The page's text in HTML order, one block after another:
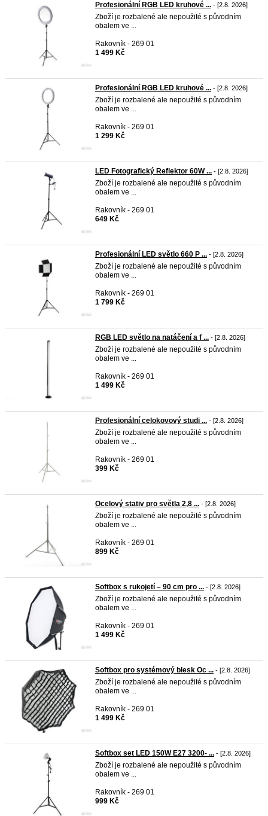
Profesionální RGB LED kruhové ... - [2.8. 2026]
Zboží je rozbalené ale nepoužité s původním
obalem ve ...
Rakovník - 269 01
1 499 Kč
Profesionální RGB LED kruhové ... - [2.8. 2026]
Zboží je rozbalené ale nepoužité s původním
obalem ve ...
Rakovník - 269 01
1 299 Kč
LED Fotografický Reflektor 60W ... - [2.8. 2026]
Zboží je rozbalené ale nepoužité s původním
obalem ve ...
Rakovník - 269 01
649 Kč
Profesionální LED světlo 660 P ... - [2.8. 2026]
Zboží je rozbalené ale nepoužité s původním
obalem ve ...
Rakovník - 269 01
1 799 Kč
RGB LED světlo na natáčení a f ... - [2.8. 2026]
Zboží je rozbalené ale nepoužité s původním
obalem ve ...
Rakovník - 269 01
1 499 Kč
Profesionální celokovový studi ... - [2.8. 2026]
Zboží je rozbalené ale nepoužité s původním
obalem ve ...
Rakovník - 269 01
399 Kč
Ocelový stativ pro světla 2,8 ... - [2.8. 2026]
Zboží je rozbalené ale nepoužité s původním
obalem ve ...
Rakovník - 269 01
899 Kč
Softbox s rukojetí – 90 cm pro ... - [2.8. 2026]
Zboží je rozbalené ale nepoužité s původním
obalem ve ...
Rakovník - 269 01
1 499 Kč
Softbox pro systémový blesk Oc ... - [2.8. 2026]
Zboží je rozbalené ale nepoužité s původním
obalem ve ...
Rakovník - 269 01
1 499 Kč
Softbox set LED 150W E27 3200- ... - [2.8. 2026]
Zboží je rozbalené ale nepoužité s původním
obalem ve ...
Rakovník - 269 01
999 Kč